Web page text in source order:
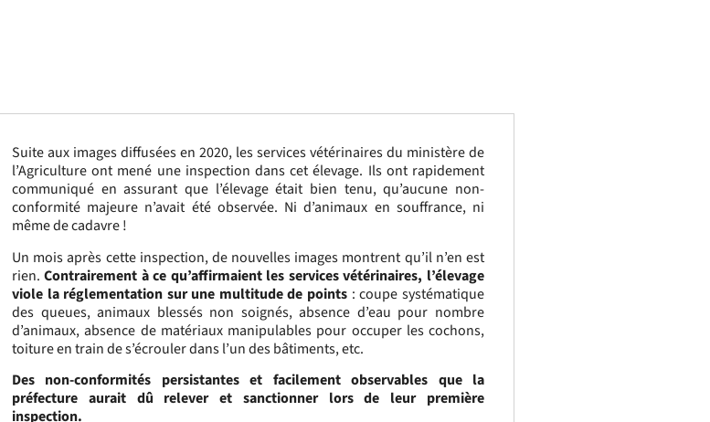
Suite aux images diffusées en 2020, les services vétérinaires du ministère de
l’Agriculture ont mené une inspection dans cet élevage. Ils ont rapidement
communiqué en assurant que l’élevage était bien tenu, qu’aucune non-
conformité majeure n’avait été observée. Ni d’animaux en souffrance, ni
même de cadavre !
Un mois après cette inspection, de nouvelles images montrent qu’il n’en est
rien. Contrairement à ce qu’affirmaient les services vétérinaires, l’élevage
viole la réglementation sur une multitude de points : coupe systématique
des queues, animaux blessés non soignés, absence d’eau pour nombre
d’animaux, absence de matériaux manipulables pour occuper les cochons,
toiture en train de s’écrouler dans l’un des bâtiments, etc.
Des non-conformités persistantes et facilement observables que la
préfecture aurait dû relever et sanctionner lors de leur première
inspection.